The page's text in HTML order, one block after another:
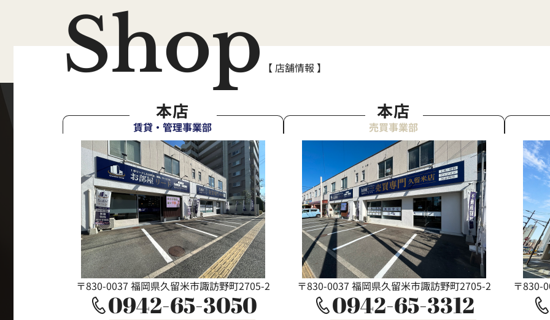
Shop 【 店舗情報 】
本店
賃貸・管理事業部
〒830-0037 福岡県久留米市諏訪野町2705-2
0942-65-3050
本店
売買事業部
〒830-0037 福岡県久留米市諏訪野町2705-2
0942-65-3312
〒830-